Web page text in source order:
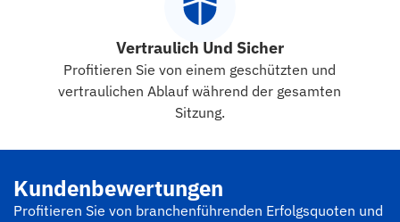
Vertraulich Und Sicher
Profitieren Sie von einem geschützten und
vertraulichen Ablauf während der gesamten
Sitzung.
Kundenbewertungen
Profitieren Sie von branchenführenden Erfolgsquoten und